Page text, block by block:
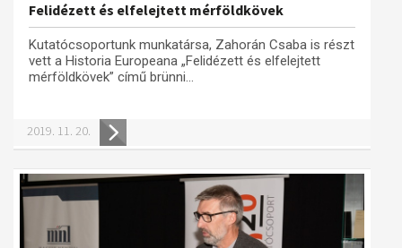
Felidézett és elfelejtett mérföldkövek
Kutatócsoportunk munkatársa, Zahorán Csaba is részt
vett a Historia Europeana „Felidézett és elfelejtett
mérföldkövek” című brünni...
2019. 11. 20.